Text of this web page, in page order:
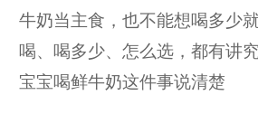
牛奶当主食，也不能想喝多少
喝、喝多少、怎么选，都有讲
宝宝喝鲜牛奶这件事说清楚